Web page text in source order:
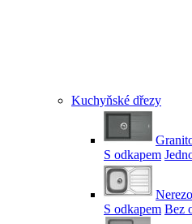
Kuchyňské dřezy
S odkapem
S odkapem Bez